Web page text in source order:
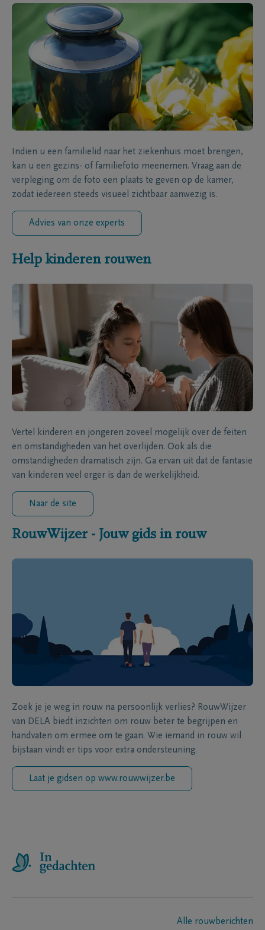
Indien u een familielid naar het ziekenhuis moet brengen,
kan u een gezins- of familiefoto meenemen. Vraag aan de
verpleging om de foto een plaats te geven op de kamer,
zodat iedereen steeds visueel zichtbaar aanwezig is.
Advies van onze experts
Help kinderen rouwen
Vertel kinderen en jongeren zoveel mogelijk over de feiten
en omstandigheden van het overlijden. Ook als die
omstandigheden dramatisch zijn. Ga ervan uit dat de fantasie
van kinderen veel erger is dan de werkelijkheid.
Naar de site
RouwWijzer - Jouw gids in rouw
Zoek je je weg in rouw na persoonlijk verlies? RouwWijzer
van DELA biedt inzichten om rouw beter te begrijpen en
handvaten om ermee om te gaan. Wie iemand in rouw wil
bijstaan vindt er tips voor extra ondersteuning.
Laat je gidsen op www.rouwwijzer.be
Alle rouwberichten